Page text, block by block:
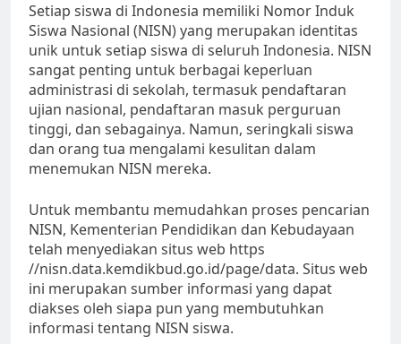
Setiap siswa di Indonesia memiliki Nomor Induk
Siswa Nasional (NISN) yang merupakan identitas
unik untuk setiap siswa di seluruh Indonesia. NISN
sangat penting untuk berbagai keperluan
administrasi di sekolah, termasuk pendaftaran
ujian nasional, pendaftaran masuk perguruan
tinggi, dan sebagainya. Namun, seringkali siswa
dan orang tua mengalami kesulitan dalam
menemukan NISN mereka.
Untuk membantu memudahkan proses pencarian
NISN, Kementerian Pendidikan dan Kebudayaan
telah menyediakan situs web https
//nisn.data.kemdikbud.go.id/page/data. Situs web
ini merupakan sumber informasi yang dapat
diakses oleh siapa pun yang membutuhkan
informasi tentang NISN siswa.